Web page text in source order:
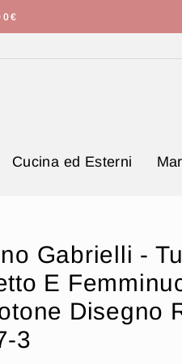
Cucina ed Esterni
Gabrielli -
E
Disegno
3